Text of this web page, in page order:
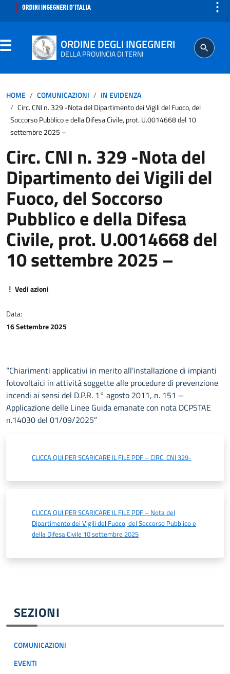
⋮
ORDINE DEGLI INGEGNERI
DELLA PROVINCIA DI TERNI
SEGRETERIA
PROFESSIONE
AGGIORNAMENTO PROFESSIONALE
HOME COMUNICAZIONI
IN EVIDENZA
Circ. CNI n. 329 -Nota del Dipartimento dei Vigili del Fuoco, del
Soccorso Pubblico e della Difesa Civile, prot. U.0014668 del 10
settembre 2025 –
Circ. CNI n. 329 -Nota del
Dipartimento dei Vigili del
Fuoco, del Soccorso
Pubblico e della Difesa
Civile, prot. U.0014668 del
10 settembre 2025 –
⋮ Vedi azioni
Data:
16 Settembre 2025
SEZIONI
COMUNICAZIONI
EVENTI
“Chiarimenti applicativi in merito all’installazione di impianti
fotovoltaici in attività soggette alle procedure di prevenzione
incendi ai sensi del D.P.R. 1° agosto 2011, n. 151 –
Applicazione delle Linee Guida emanate con nota DCPSTAE
n.14030 del 01/09/2025”
CLICCA QUI PER SCARICARE IL FILE PDF – CIRC. CNI 329-
CLICCA QUI PER SCARICARE IL FILE PDF – Nota del
Dipartimento dei Vigili del Fuoco, del Soccorso Pubblico e
della Difesa Civile 10 settembre 2025